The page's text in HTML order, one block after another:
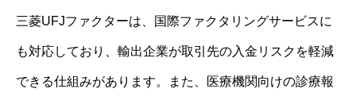
三菱UFJファクターは、国際ファクタリングサービスに
も対応しており、輸出企業が取引先の入金リスクを軽減
できる仕組みがあります。また、医療機関向けの診療報